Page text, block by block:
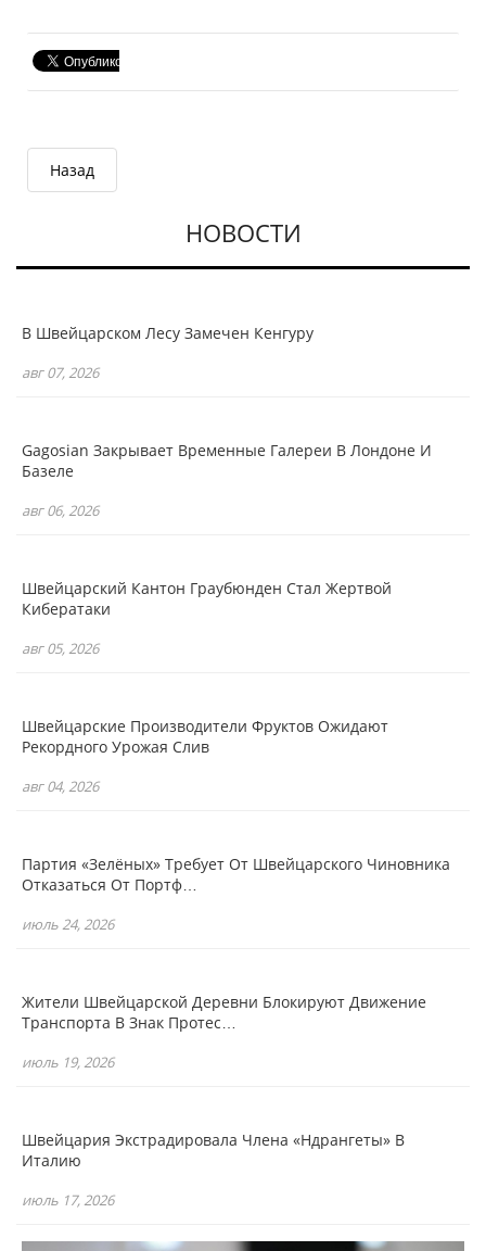
Назад
НОВОСТИ
В Швейцарском Лесу Замечен Кенгуру
авг 07, 2026
Gagosian Закрывает Временные Галереи В Лондоне И
Базеле
авг 06, 2026
Швейцарский Кантон Граубюнден Стал Жертвой
Кибератаки
авг 05, 2026
Швейцарские Производители Фруктов Ожидают
Рекордного Урожая Слив
авг 04, 2026
Партия «зелёных» Требует От Швейцарского Чиновника
Отказаться От Портф…
июль 24, 2026
Жители Швейцарской Деревни Блокируют Движение
Транспорта В Знак Протес…
июль 19, 2026
Швейцария Экстрадировала Члена «Ндрангеты» В
Италию
июль 17, 2026